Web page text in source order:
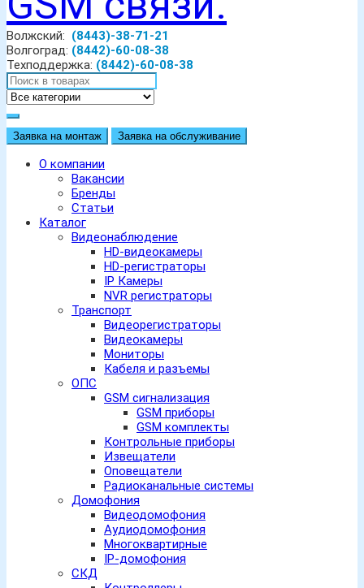
Волжский: (8443)-38-71-21
Волгоград: (8442)-60-08-38
Техподдержка: (8442)-60-08-38
Заявка на монтаж Заявка на обслуживание
О компании
Вакансии
Бренды
Статьи
Каталог
Видеонаблюдение
HD-видеокамеры
HD-регистраторы
IP Камеры
NVR регистраторы
Транспорт
Видеорегистраторы
Видеокамеры
Мониторы
Кабеля и разъемы
ОПС
GSM сигнализация
GSM приборы
GSM комплекты
Контрольные приборы
Извещатели
Оповещатели
Радиоканальные системы
Домофония
Видеодомофония
Аудиодомофония
Многоквартирные
IP-домофония
СКД